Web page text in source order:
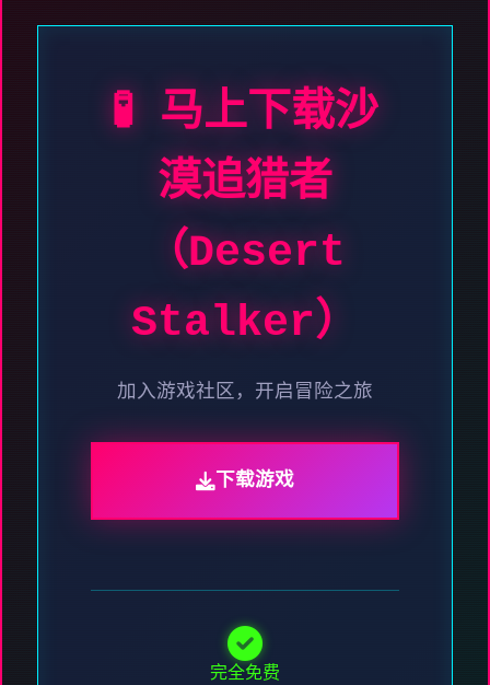
🧪 马上下载沙
漠追猎者
（Desert
Stalker）
加入游戏社区，开启冒险之旅
下载游戏
完全免费